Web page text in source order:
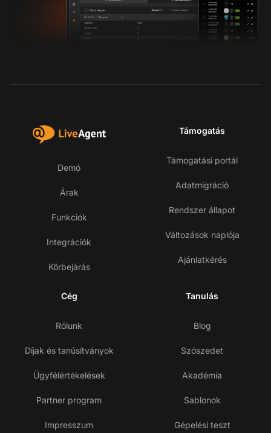
Demó
Árak
Funkciók
Integrációk
Körbejárás
Támogatás
Támogatási portál
Adatmigráció
Rendszer állapot
Változások naplója
Ajánlatkérés
Cég
Rólunk
Díjak és tanúsítványok
Ügyfélértékelések
Partner program
Impresszum
Tanulás
Blog
Szószedet
Akadémia
Sablonok
Gépelési teszt